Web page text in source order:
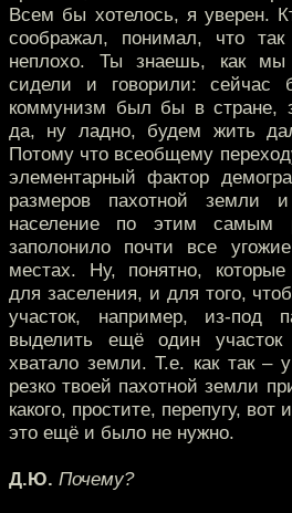
Всем бы хотелось, я уверен.
соображал, понимал, что
неплохо. Ты знаешь, как
сидели и говорили:
коммунизм был бы в стране,
да, ну ладно, будем жить
Потому что всеобщему
элементарный фактор
размеров пахотной земли
население по этим самым
заполонило почти все
местах. Ну, понятно,
для заселения, и для того,
участок, например, из-
выделить ещё один
хватало земли. Т.е. как так –
резко твоей пахотной земли
какого, простите, перепугу, вот
это ещё и было не нужно.
Д.Ю. Почему?